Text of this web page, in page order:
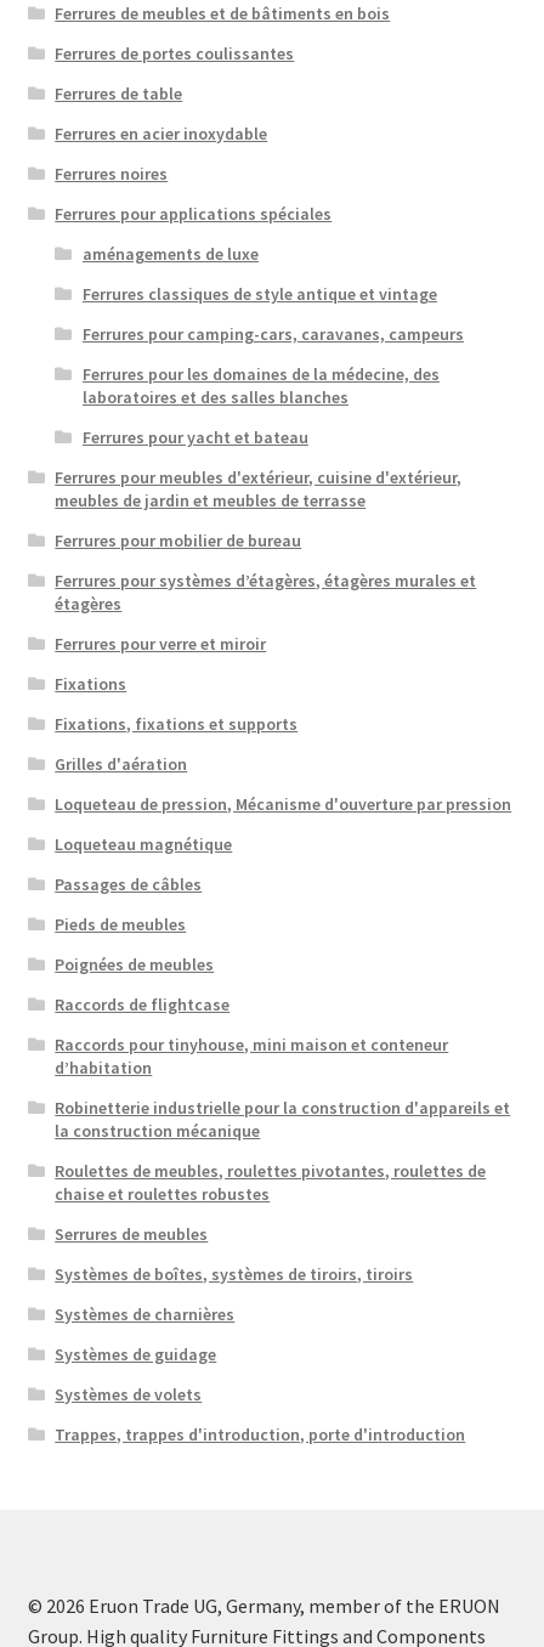
Ferrures de meubles et de bâtiments en bois
Ferrures de portes coulissantes
Ferrures de table
Ferrures en acier inoxydable
Ferrures noires
Ferrures pour applications spéciales
aménagements de luxe
Ferrures classiques de style antique et vintage
Ferrures pour camping-cars, caravanes, campeurs
Ferrures pour les domaines de la médecine, des
laboratoires et des salles blanches
Ferrures pour yacht et bateau
Ferrures pour meubles d'extérieur, cuisine d'extérieur,
meubles de jardin et meubles de terrasse
Ferrures pour mobilier de bureau
Ferrures pour systèmes d’étagères, étagères murales et
étagères
Ferrures pour verre et miroir
Fixations
Fixations, fixations et supports
Grilles d'aération
Loqueteau de pression, Mécanisme d'ouverture par pression
Loqueteau magnétique
Passages de câbles
Pieds de meubles
Poignées de meubles
Raccords de flightcase
Raccords pour tinyhouse, mini maison et conteneur
d’habitation
Robinetterie industrielle pour la construction d'appareils et
la construction mécanique
Roulettes de meubles, roulettes pivotantes, roulettes de
chaise et roulettes robustes
Serrures de meubles
Systèmes de boîtes, systèmes de tiroirs, tiroirs
Systèmes de charnières
Systèmes de guidage
Systèmes de volets
Trappes, trappes d'introduction, porte d'introduction
© 2026 Eruon Trade UG, Germany, member of the ERUON
Group. High quality Furniture Fittings and Components